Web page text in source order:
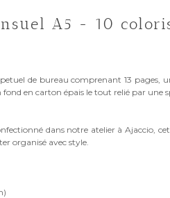
A5 - 10
de bureau comprenant 13 pages,
fond en carton épais le tout relié par une
dans notre atelier à Ajaccio,
organisé avec style.